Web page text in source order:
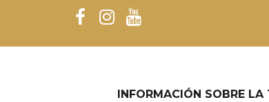
INFORMACIÓN SOBRE LA